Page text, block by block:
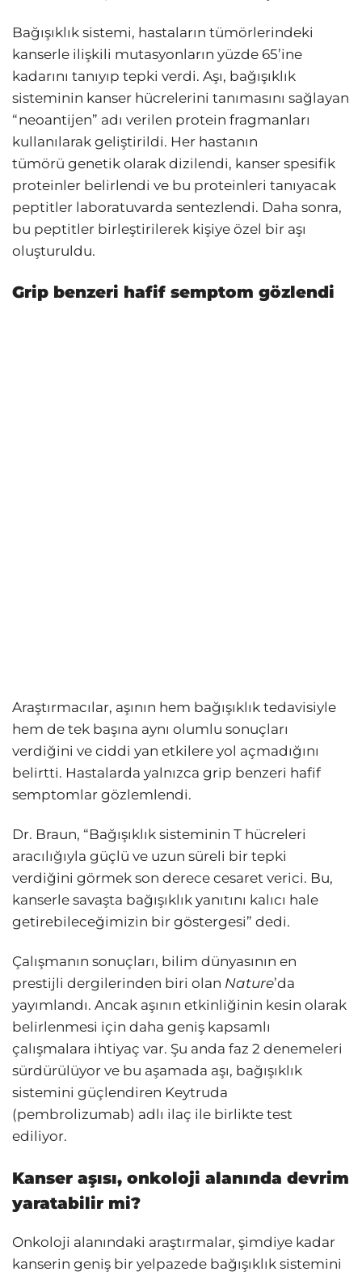
Bağışıklık sistemi, hastaların tümörlerindeki
kanserle ilişkili mutasyonların yüzde 65’ine
kadarını tanıyıp tepki verdi. Aşı, bağışıklık
sisteminin kanser hücrelerini tanımasını sağlayan
“neoantijen” adı verilen protein fragmanları
kullanılarak geliştirildi. Her hastanın
tümörü genetik olarak dizilendi, kanser spesifik
proteinler belirlendi ve bu proteinleri tanıyacak
peptitler laboratuvarda sentezlendi. Daha sonra,
bu peptitler birleştirilerek kişiye özel bir aşı
oluşturuldu.
Grip benzeri hafif semptom gözlendi
Araştırmacılar, aşının hem bağışıklık tedavisiyle
hem de tek başına aynı olumlu sonuçları
verdiğini ve ciddi yan etkilere yol açmadığını
belirtti. Hastalarda yalnızca grip benzeri hafif
semptomlar gözlemlendi.
Dr. Braun, “Bağışıklık sisteminin T hücreleri
aracılığıyla güçlü ve uzun süreli bir tepki
verdiğini görmek son derece cesaret verici. Bu,
kanserle savaşta bağışıklık yanıtını kalıcı hale
getirebileceğimizin bir göstergesi” dedi.
Çalışmanın sonuçları, bilim dünyasının en
prestijli dergilerinden biri olan Nature’da
yayımlandı. Ancak aşının etkinliğinin kesin olarak
belirlenmesi için daha geniş kapsamlı
çalışmalara ihtiyaç var. Şu anda faz 2 denemeleri
sürdürülüyor ve bu aşamada aşı, bağışıklık
sistemini güçlendiren Keytruda
(pembrolizumab) adlı ilaç ile birlikte test
ediliyor.
Kanser aşısı, onkoloji alanında devrim
yaratabilir mi?
Onkoloji alanındaki araştırmalar, şimdiye kadar
kanserin geniş bir yelpazede bağışıklık sistemini